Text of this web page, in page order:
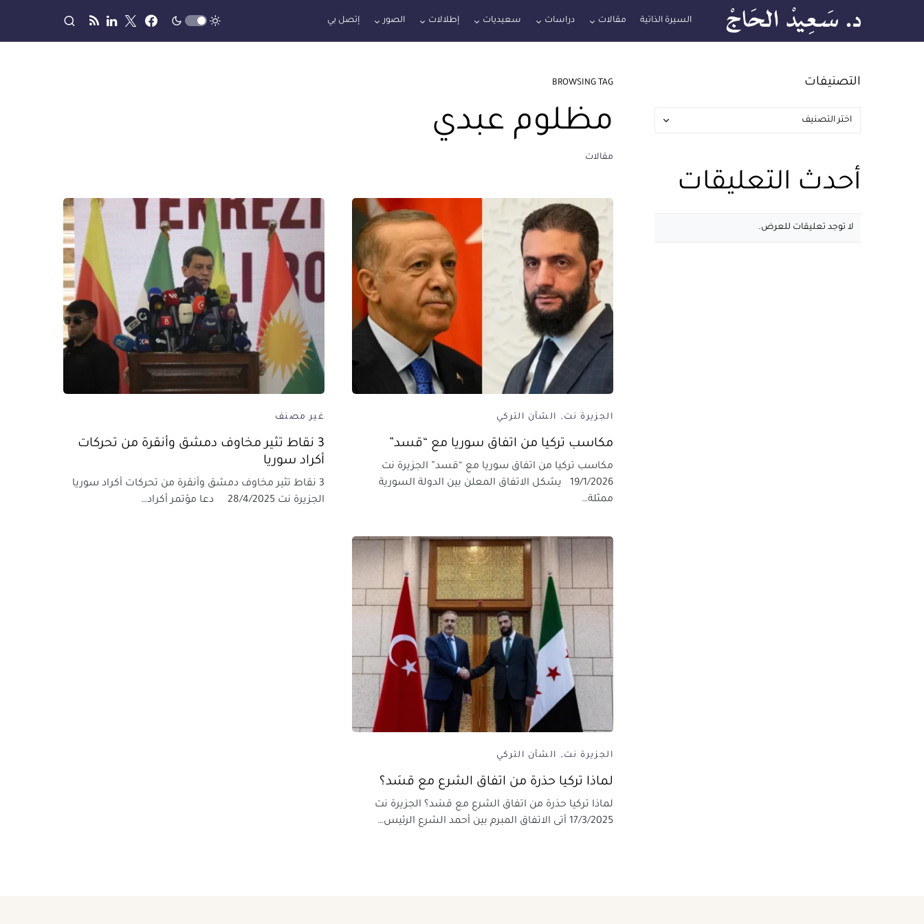
السيرة الذاتية مقالات دراسات سعيديات إطلالات الصور إتصل بي
BROWSING TAG
مظلوم عبدي
مقالات
الجزيرة نت الشأن التركي
مكاسب تركيا من اتفاق سوريا مع “قسد”
مكاسب تركيا من اتفاق سوريا مع “قسد” الجزيرة نت
19/1/2026 يشكل الاتفاق المعلن بين الدولة السورية
ممثلة…
غير مصنف
3 نقاط تثير مخاوف دمشق وأنقرة من تحركات
أكراد سوريا
3 نقاط تثير مخاوف دمشق وأنقرة من تحركات أكراد سوريا
الجزيرة نت 28/4/2025 دعا مؤتمر أكراد…
الجزيرة نت الشأن التركي
لماذا تركيا حذرة من اتفاق الشرع مع قسَد؟
لماذا تركيا حذرة من اتفاق الشرع مع قسَد؟ الجزيرة نت
17/3/2025 أتى الاتفاق المبرم بين أحمد الشرع الرئيس…
التصنيفات
أحدث التعليقات
لا توجد تعليقات للعرض.